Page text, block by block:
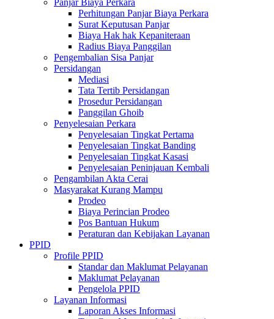
Panjar Biaya Perkara
Perhitungan Panjar Biaya Perkara
Surat Keputusan Panjar
Biaya Hak hak Kepaniteraan
Radius Biaya Panggilan
Pengembalian Sisa Panjar
Persidangan
Mediasi
Tata Tertib Persidangan
Prosedur Persidangan
Panggilan Ghoib
Penyelesaian Perkara
Penyelesaian Tingkat Pertama
Penyelesaian Tingkat Banding
Penyelesaian Tingkat Kasasi
Penyelesaian Peninjauan Kembali
Pengambilan Akta Cerai
Masyarakat Kurang Mampu
Prodeo
Biaya Perincian Prodeo
Pos Bantuan Hukum
Peraturan dan Kebijakan Layanan
PPID
Profile PPID
Standar dan Maklumat Pelayanan
Maklumat Pelayanan
Pengelola PPID
Layanan Informasi
Laporan Akses Informasi